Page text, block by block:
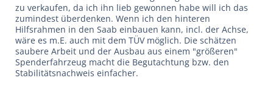
zu verkaufen, da ich ihn lieb gewonnen habe will ich das
zumindest überdenken. Wenn ich den hinteren
Hilfsrahmen in den Saab einbauen kann, incl. der Achse,
wäre es m.E. auch mit dem TÜV möglich. Die schätzen
saubere Arbeit und der Ausbau aus einem "größeren"
Spenderfahrzeug macht die Begutachtung bzw. den
Stabilitätsnachweis einfacher.